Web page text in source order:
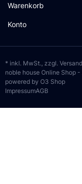
Warenkorb
Konto
* inkl. MwSt., zzgl.
noble house Online Shop
powered by O3 Shop
ImpressumAGB